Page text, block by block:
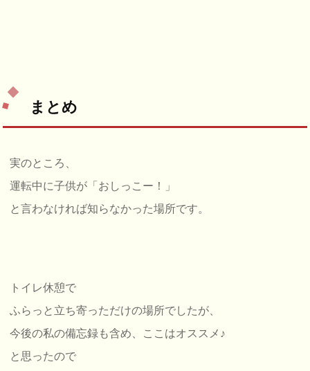
まとめ
実のところ、
運転中に子供が「おしっこー！」
と言わなければ知らなかった場所です。
トイレ休憩で
ふらっと立ち寄っただけの場所でしたが、
今後の私の備忘録も含め、ここはオススメ♪
と思ったので